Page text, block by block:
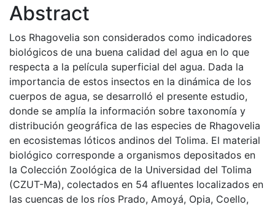
Abstract
Los Rhagovelia son considerados como indicadores
biológicos de una buena calidad del agua en lo que
respecta a la película superficial del agua. Dada la
importancia de estos insectos en la dinámica de los
cuerpos de agua, se desarrolló el presente estudio,
donde se amplía la información sobre taxonomía y
distribución geográfica de las especies de Rhagovelia
en ecosistemas lóticos andinos del Tolima. El material
biológico corresponde a organismos depositados en
la Colección Zoológica de la Universidad del Tolima
(CZUT-Ma), colectados en 54 afluentes localizados en
las cuencas de los ríos Prado, Amoyá, Opia, Coello,